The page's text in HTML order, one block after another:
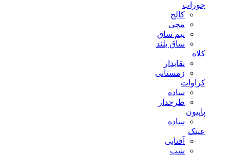
جوراب
کالج
مچی
نیم ساق
ساق بلند
کلاه
نقابدار
زمستانی
کراوات
ساده
طرحدار
پاپیون
ساده
عینک
آفتابی
شب